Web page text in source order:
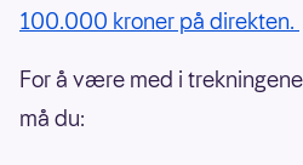
100.000 kroner på direkten.
For å være med i
må du: